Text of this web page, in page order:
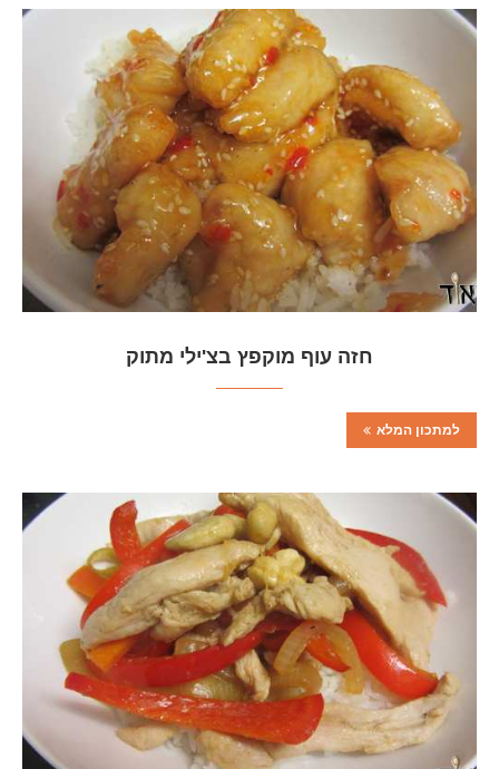
חזה עוף מוקפץ בצ'ילי מתוק
למתכון המלא